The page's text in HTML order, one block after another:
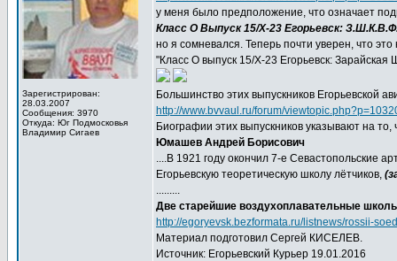
Зарегистрирован:
28.03.2007
Сообщения: 3970
Откуда: Юг Подмосковья
Владимир Сигаев
у меня было предположение, что означает
Класс О Выпуск 15/X-23 Егорьевск:
но я сомневался. Теперь почти уверен, что
"Класс О выпуск 15/Х-23 Егорьевск:
Большинство этих выпускников Егорьевской
http://www.bvvaul.ru/forum/
Биографии этих выпускников указывают на
Юмашев Андрей Борисович
....В 1921 году окончил 7-е Севастопольские
Егорьевскую теоретическую школу лётчиков,
.........
Две старейшие воздухоплавательные
http://egoryevsk.bezformata.ru/listnews/rossii-
Материал подготовил Сергей КИСЕЛЕВ.
Источник: Егорьевский Курьер 19.01.2016